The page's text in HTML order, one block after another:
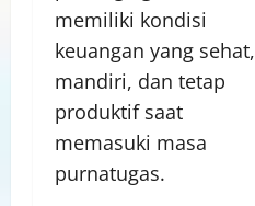
memiliki kondisi
keuangan yang sehat,
mandiri, dan tetap
produktif saat
memasuki masa
purnatugas.